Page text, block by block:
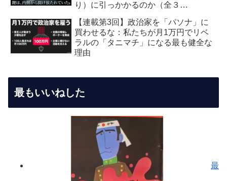
り）に引っかかるのか（全３
ィア編：虚飾の愛国者
【連載第3回】政治家を「パソナ」に
買わせるな：私たちが月1万円でリベ
ラルの「タニマチ」になる最も健全な
理由
最もいいねした
最